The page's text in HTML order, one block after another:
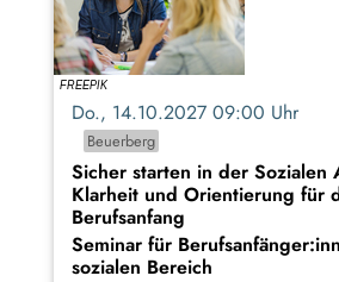
Do., 14.10.2027 09:00 Uhr
Beuerberg
Sicher starten in der Sozialen
Klarheit und Orientierung für
Berufsanfang
Seminar für
sozialen Bereich